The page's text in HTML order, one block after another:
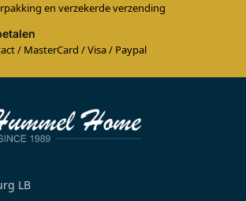
en verzekerde verzending
/ MasterCard / Visa / Paypal
LB